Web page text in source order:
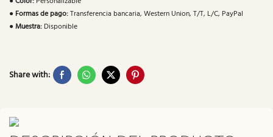
● Formas de pago:Transferencia bancaria, Western Union, T/T, L/C, PayPal
●Muestra: Disponible
Share with: